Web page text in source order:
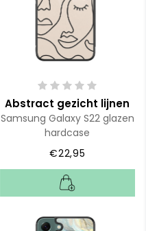
Abstract gezicht lijnen
Samsung Galaxy S22 glazen
hardcase
€22,95